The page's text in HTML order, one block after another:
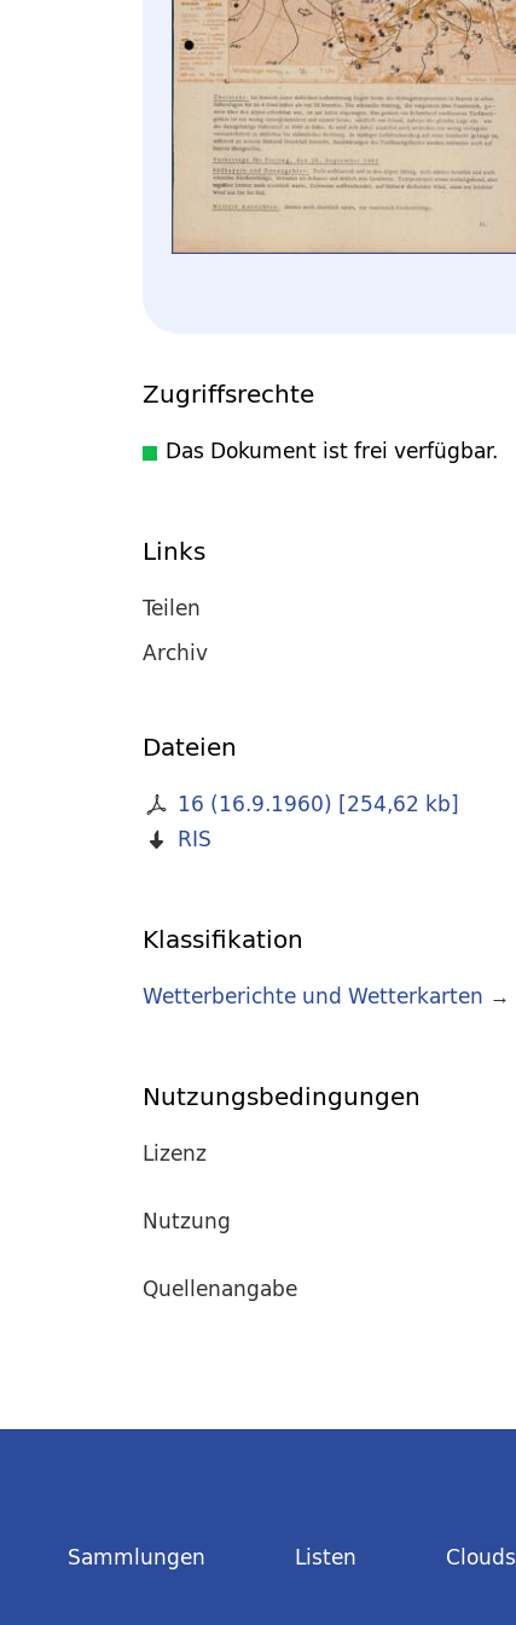
Zugriffsrechte
Das Dokument ist frei verfügbar.
Links
Teilen
Archiv
Dateien
16 (16.9.1960) [254,62 kb]
RIS
Klassifikation
Wetterberichte und Wetterkarten →
Nutzungsbedingungen
Lizenz
Nutzung
Quellenangabe
Sammlungen Listen Clouds